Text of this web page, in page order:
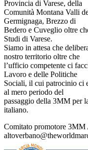
Provincia di Varese, della
Comunità Montana Valli
Germignaga, Brezzo di
Bedero e Cuveglio oltre
Studi di Varese.
Siamo in attesa che
nostro territorio oltre che
l’ufficio competente ci
Lavoro e delle Politiche
Sociali, il cui patrocinio ci
al mero periodo del
passaggio della 3MM per
italiano.
Comitato promotore 3MM